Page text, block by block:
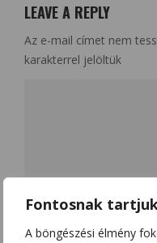
Fontosnak
A böngészési élmény
LEAVE A REPLY
Az e-mail címet nem
karakterrel jelöltük